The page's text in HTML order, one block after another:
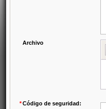
Archivo
*Código de seguridad: